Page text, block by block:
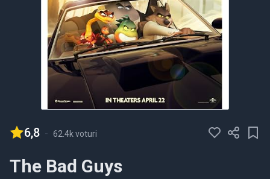
6,8 - 62.4k voturi
The Bad Guys